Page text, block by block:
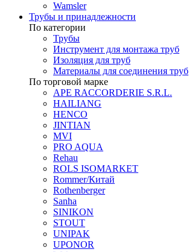
Wamsler
Трубы и принадлежности
По категории
Трубы
Инструмент для монтажа труб
Изоляция для труб
Материалы для соединения труб
По торговой марке
APE RACCORDERIE S.R.L.
HAILIANG
HENCO
JINTIAN
MVI
PRO AQUA
Rehau
ROLS ISOMARKET
Rommer/Китай
Rothenberger
Sanha
SINIKON
STOUT
UNIPAK
UPONOR